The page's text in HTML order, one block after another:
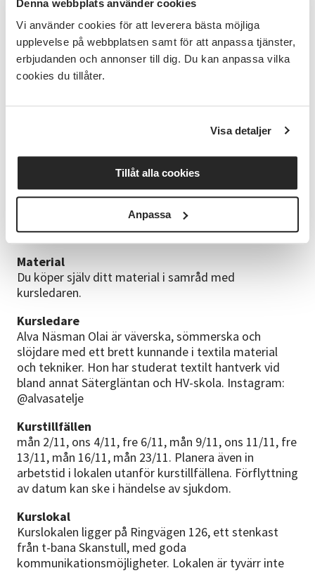
Denna webbplats använder cookies
Vi använder cookies för att leverera bästa möjliga
upplevelse på webbplatsen samt för att anpassa tjänster,
erbjudanden och annonser till dig. Du kan anpassa vilka
cookies du tillåter.
Visa detaljer
Tillåt alla cookies
Anpassa
• Vävning och felsökning samt problemlösning.
• Efterarbete och genomgång av olika avslut och
monteringar.
• Ergonomiska tips för att underlätta arbetet fysiskt.
• Grunderna i bindningslära och verktyg för att kunna
analysera tyger och vävnaders konstruktion.
Att tillsammans utveckla kunskaper och färdigheter
kring vävning. Att du ska kunna genomföra alla
moment som ingår i arbetet med vävning i en
golvvävstol. Att du ska lära sig mer om textila
material och dess egenskaper. Att du, efter avslutad
kurs, har nått dina individuella mål.
Material
Du köper själv ditt material i samråd med
kursledaren.
Kursledare
Alva Näsman Olai är väverska, sömmerska och
slöjdare med ett brett kunnande i textila material
och tekniker. Hon har studerat textilt hantverk vid
bland annat Sätergläntan och HV-skola. Instagram:
@alvasatelje
Kurstillfällen
mån 2/11, ons 4/11, fre 6/11, mån 9/11, ons 11/11, fre
13/11, mån 16/11, mån 23/11. Planera även in
arbetstid i lokalen utanför kurstillfällena. Förflyttning
av datum kan ske i händelse av sjukdom.
Kurslokal
Kurslokalen ligger på Ringvägen 126, ett stenkast
från t-bana Skanstull, med goda
kommunikationsmöjligheter. Lokalen är tyvärr inte